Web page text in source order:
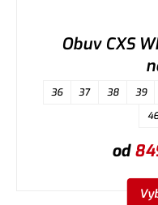
Obuv CXS
36 37 38 39
46
od